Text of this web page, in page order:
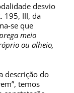
desvio
195, III, da
se que
meio
ou alheio,
descrição do
temos